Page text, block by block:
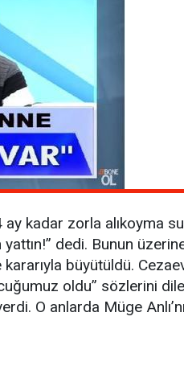
kadar zorla alıkoyma
dedi. Bunun
büyütüldü.
oldu” sözlerini
O anlarda Müge